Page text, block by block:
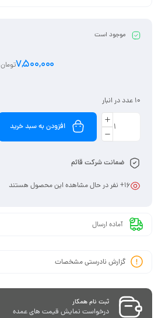
موجود است
7,500,000تومان
10 عدد در انبار
افزودن به سبد خرید
ضمانت شرکت قائم
16+ نفر در حال مشاهده این محصول هستند
آماده ارسال
گزارش نادرستی مشخصات
ثبت نام همکار
درخواست نمایش قیمت های عمده